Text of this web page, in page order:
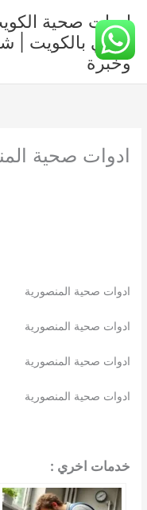
إلى
المحتوى
صحي بالكويت |
وخبرة
ادوات صحية
ادوات صحية المنصورية
ادوات صحية المنصورية
ادوات صحية المنصورية
ادوات صحية المنصورية
خدمات اخري :